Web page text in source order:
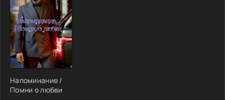
Напоминание /
Помни о любви